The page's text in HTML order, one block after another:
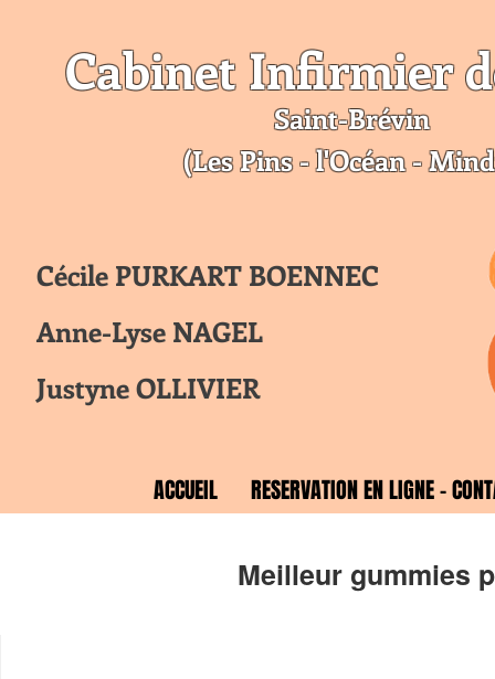
Cabinet Infirmier
Saint-Brévin
(Les Pins - l'Océan -
Cécile PURKART BOENNEC
Anne-Lyse NAGEL
Justyne OLLIVIER
ACCUEIL RESERVATION EN LIGNE -
Meilleur gummies